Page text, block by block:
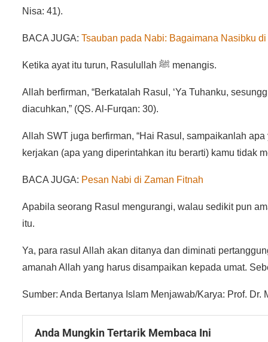
Nisa: 41).
BACA JUGA: Tsauban pada Nabi: Bagaimana Nasibku di
Ketika ayat itu turun, Rasulullah ﷺ menangis.
Allah berfirman, “Berkatalah Rasul, ‘Ya Tuhanku,
diacuhkan,” (QS. Al-Furqan: 30).
Allah SWT juga berfirman, “Hai Rasul, sampaikanlah
kerjakan (apa yang diperintahkan itu berarti) kamu tidak
BACA JUGA: Pesan Nabi di Zaman Fitnah
Apabila seorang Rasul mengurangi, walau sedikit pun
itu.
Ya, para rasul Allah akan ditanya dan diminati
amanah Allah yang harus disampaikan kepada umat.
Sumber: Anda Bertanya Islam Menjawab/Karya: Prof. Dr.
Anda Mungkin Tertarik Membaca Ini